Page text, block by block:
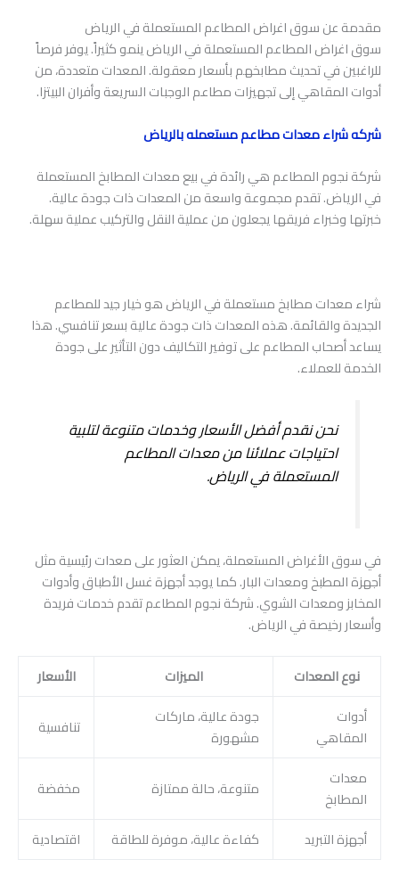
مقدمة عن سوق اغراض المطاعم المستعملة في الرياض
سوق اغراض المطاعم المستعملة في الرياض ينمو كثيراً. يوفر فرصاً
للراغبين في تحديث مطابخهم بأسعار معقولة. المعدات متعددة، من
أدوات المقاهي إلى تجهيزات مطاعم الوجبات السريعة وأفران البيتزا.
شركه شراء معدات مطاعم مستعمله بالرياض
شركة نجوم المطاعم هي رائدة في بيع معدات المطابخ المستعملة
في الرياض. تقدم مجموعة واسعة من المعدات ذات جودة عالية.
خبرتها وخبراء فريقها يجعلون من عملية النقل والتركيب عملية سهلة.
شراء معدات مطابخ مستعملة في الرياض هو خيار جيد للمطاعم
الجديدة والقائمة. هذه المعدات ذات جودة عالية بسعر تنافسي. هذا
يساعد أصحاب المطاعم على توفير التكاليف دون التأثير على جودة
الخدمة للعملاء.
نحن نقدم أفضل الأسعار وخدمات متنوعة لتلبية
احتياجات عملائنا من معدات المطاعم
المستعملة في الرياض.
في سوق الأغراض المستعملة، يمكن العثور على معدات رئيسية مثل
أجهزة المطبخ ومعدات البار. كما يوجد أجهزة غسل الأطباق وأدوات
المخابز ومعدات الشوي. شركة نجوم المطاعم تقدم خدمات فريدة
وأسعار رخيصة في الرياض.
نوع المعدات الميزات
الأسعار
أدوات
المقاهي
جودة عالية، ماركات
مشهورة
تنافسية
معدات
المطابخ
متنوعة، حالة ممتازة مخفضة
أجهزة التبريد كفاءة عالية، موفرة للطاقة اقتصادية